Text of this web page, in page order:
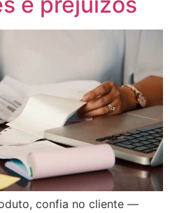
confia no cliente —